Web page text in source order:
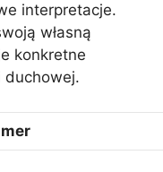
interpretacje.
własną
konkretne
duchowej.